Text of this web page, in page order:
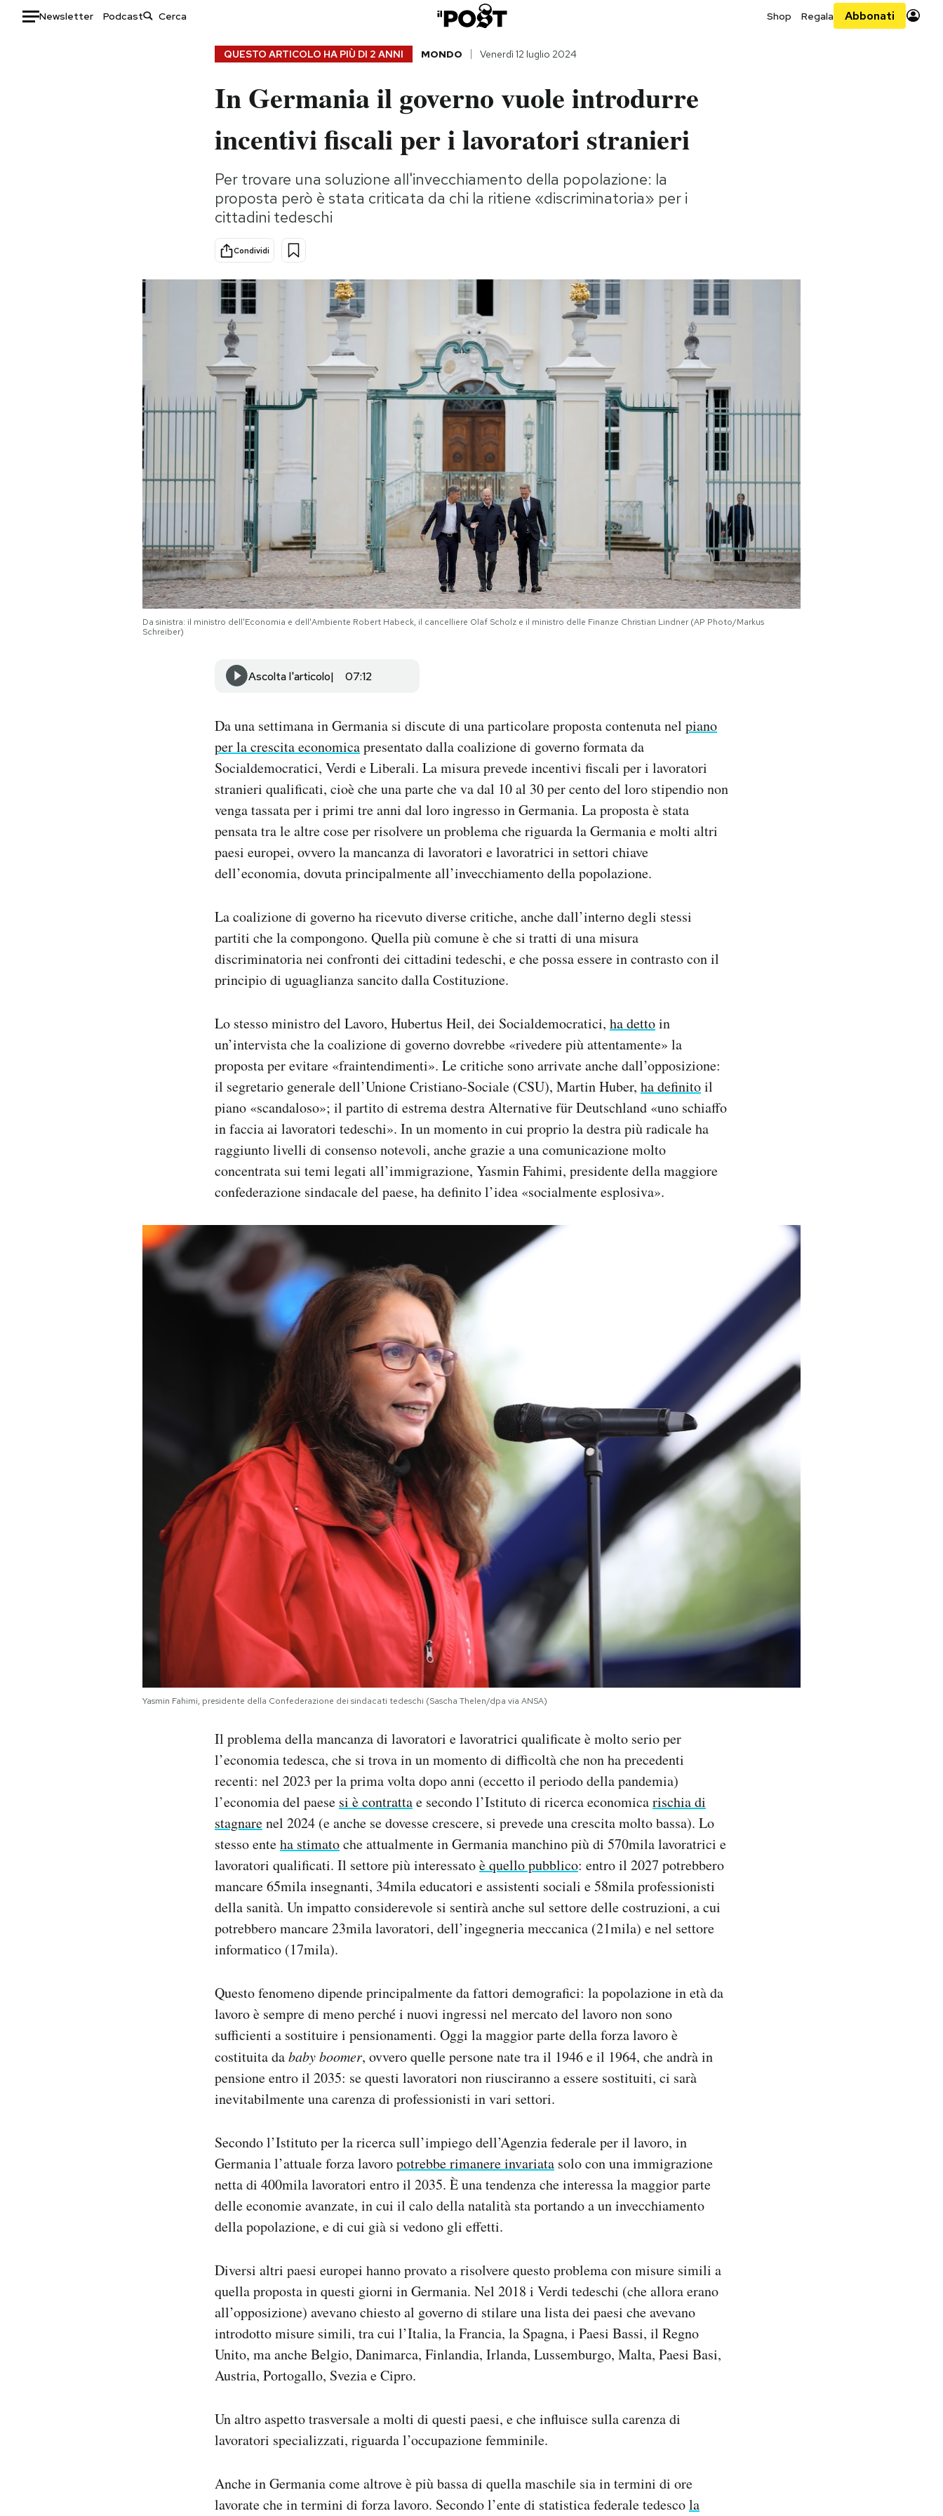
Newsletter Podcast Shop Regala Abbonati
Storie/Idee
Ok Boomer!
Altrecose
Mondiali calcio 2026
AREA PERSONALE
QUESTO ARTICOLO HA PIÙ DI 2 ANNI MONDO Venerdì 12 luglio 2024
In Germania il governo vuole introdurre
incentivi fiscali per i lavoratori stranieri
Per trovare una soluzione all'invecchiamento della popolazione: la
proposta però è stata criticata da chi la ritiene «discriminatoria» per i
cittadini tedeschi
Condividi
Da sinistra: il ministro dell'Economia e dell'Ambiente Robert Habeck, il cancelliere Olaf Scholz e il ministro delle Finanze Christian Lindner (AP Photo/Markus
Schreiber)
Ascolta l'articolo 07:12
Da una settimana in Germania si discute di una particolare proposta contenuta nel piano
per la crescita economicapresentato dalla coalizione di governo formata da
Socialdemocratici, Verdi e Liberali. La misura prevede incentivi fiscali per i lavoratori
stranieri qualificati, cioè che una parte che va dal 10 al 30 per cento del loro stipendio non
venga tassata per i primi tre anni dal loro ingresso in Germania. La proposta è stata
pensata tra le altre cose per risolvere un problema che riguarda la Germania e molti altri
paesi europei, ovvero la mancanza di lavoratori e lavoratrici in settori chiave
dell’economia, dovuta principalmente all’invecchiamento della popolazione.
La coalizione di governo ha ricevuto diverse critiche, anche dall’interno degli stessi
partiti che la compongono. Quella più comune è che si tratti di una misura
discriminatoria nei confronti dei cittadini tedeschi, e che possa essere in contrasto con il
principio di uguaglianza sancito dalla Costituzione.
Lo stesso ministro del Lavoro, Hubertus Heil, dei Socialdemocratici, ha dettoin
un’intervista che la coalizione di governo dovrebbe «rivedere più attentamente» la
proposta per evitare «fraintendimenti». Le critiche sono arrivate anche dall’opposizione:
il segretario generale dell’Unione Cristiano-Sociale (CSU), Martin Huber, ha definitoil
piano «scandaloso»; il partito di estrema destra Alternative für Deutschland «uno schiaffo
in faccia ai lavoratori tedeschi». In un momento in cui proprio la destra più radicale ha
raggiunto livelli di consenso notevoli, anche grazie a una comunicazione molto
concentrata sui temi legati all’immigrazione, Yasmin Fahimi, presidente della maggiore
confederazione sindacale del paese, ha definito l’idea «socialmente esplosiva».
Yasmin Fahimi, presidente della Confederazione dei sindacati tedeschi (Sascha Thelen/dpa via ANSA)
Il problema della mancanza di lavoratori e lavoratrici qualificate è molto serio per
l’economia tedesca, che si trova in un momento di difficoltà che non ha precedenti
recenti: nel 2023 per la prima volta dopo anni (eccetto il periodo della pandemia)
l’economia del paese si è contrattae secondo l’Istituto di ricerca economicarischia di
stagnarenel 2024 (e anche se dovesse crescere, si prevede una crescita molto bassa). Lo
stesso enteha stimatoche attualmente in Germania manchino più di 570mila lavoratrici e
lavoratori qualificati. Il settore più interessatoè quello pubblico: entro il 2027 potrebbero
mancare 65mila insegnanti, 34mila educatori e assistenti sociali e 58mila professionisti
della sanità. Un impatto considerevole si sentirà anche sul settore delle costruzioni, a cui
potrebbero mancare 23mila lavoratori, dell’ingegneria meccanica (21mila) e nel settore
informatico (17mila).
Questo fenomeno dipende principalmente da fattori demografici: la popolazione in età da
lavoro è sempre di meno perché i nuovi ingressi nel mercato del lavoro non sono
sufficienti a sostituire i pensionamenti. Oggi la maggior parte della forza lavoro è
costituita dababy boomer, ovvero quelle persone nate tra il 1946 e il 1964, che andrà in
pensione entro il 2035: se questi lavoratori non riusciranno a essere sostituiti, ci sarà
inevitabilmente una carenza di professionisti in vari settori.
Secondo l’Istituto per la ricerca sull’impiego dell’Agenzia federale per il lavoro, in
Germania l’attuale forza lavoropotrebbe rimanere invariata solo con una immigrazione
netta di 400mila lavoratori entro il 2035. È una tendenza che interessa la maggior parte
delle economie avanzate, in cui il calo della natalità sta portando a un invecchiamento
della popolazione, e di cui già si vedono gli effetti.
Diversi altri paesi europei hanno provato a risolvere questo problema con misure simili a
quella proposta in questi giorni in Germania. Nel 2018 i Verdi tedeschi (che allora erano
all’opposizione) avevano chiesto al governo di stilare una lista dei paesi che avevano
introdotto misure simili, tra cui l’Italia, la Francia, la Spagna, i Paesi Bassi, il Regno
Unito, ma anche Belgio, Danimarca, Finlandia, Irlanda, Lussemburgo, Malta, Paesi Basi,
Austria, Portogallo, Svezia e Cipro.
Un altro aspetto trasversale a molti di questi paesi, e che influisce sulla carenza di
lavoratori specializzati, riguarda l’occupazione femminile.
Anche in Germania come altrove è più bassa di quella maschile sia in termini di ore
lavorate che in termini di forza lavoro. Secondo l’ente di statistica federale tedescola